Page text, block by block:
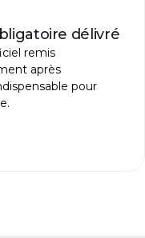
délivré
remis
après
pour